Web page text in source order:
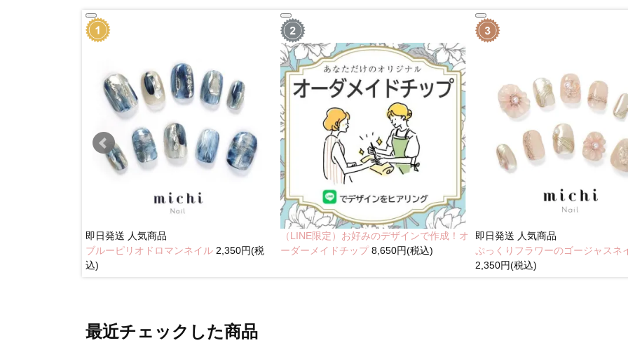
即日発送 人気商品
ブルーピリオドロマンネイル 2,350円(税
込)
（LINE限定）お好みのデザインで作成！オ
ーダーメイドチップ8,650円(税込)
即日発送 人気商品
ぷっくりフラワーのゴージャスネ
2,350円(税込)
最近チェックした商品